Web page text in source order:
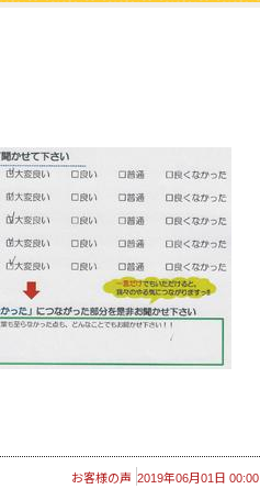
お客様の声 2019年06月01日 00:00